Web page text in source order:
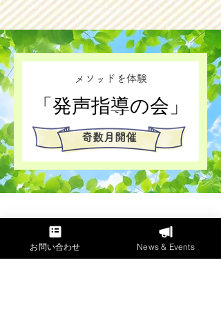
​「発声指導の会」
メソッドを体験
奇数月開催
お問い合わせ News & Events